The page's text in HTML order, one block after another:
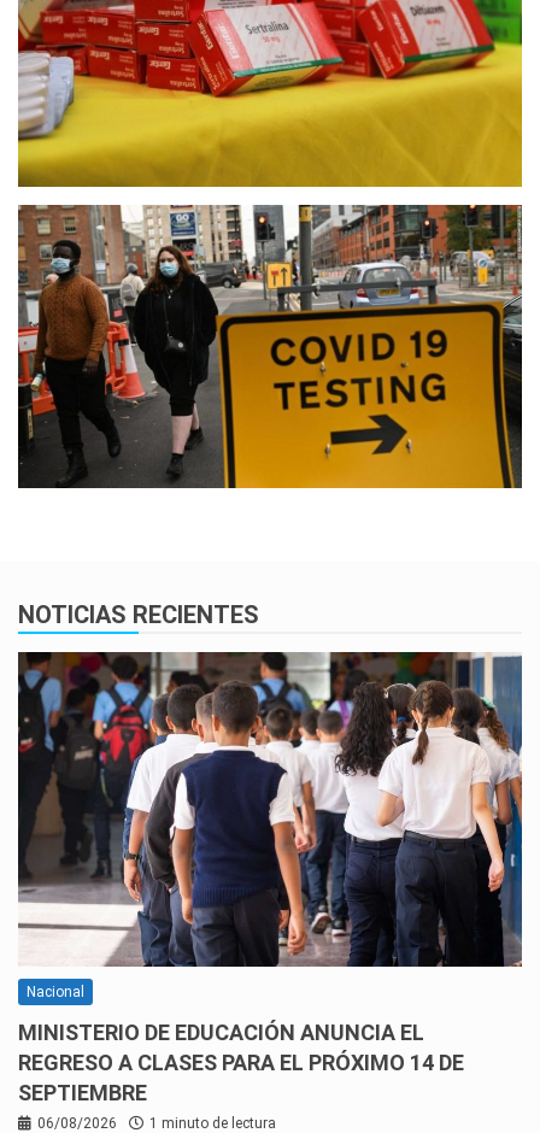
NOTICIAS RECIENTES
Nacional
MINISTERIO DE EDUCACIÓN ANUNCIA EL
REGRESO A CLASES PARA EL PRÓXIMO 14 DE
SEPTIEMBRE
06/08/2026 1 minuto de lectura